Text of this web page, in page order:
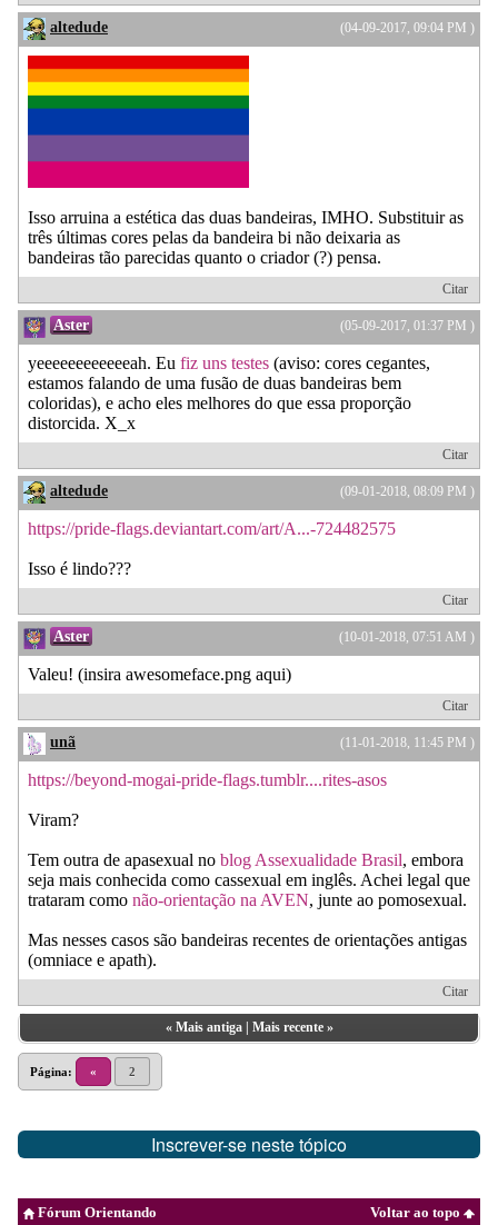
(04-09-2017, 09:04 PM )
altedude
Isso arruina a estética das duas bandeiras, IMHO. Substituir as
três últimas cores pelas da bandeira bi não deixaria as
bandeiras tão parecidas quanto o criador (?) pensa.
Citar
(05-09-2017, 01:37 PM )
Aster
yeeeeeeeeeeeeah. Eu fiz uns testes (aviso: cores cegantes,
estamos falando de uma fusão de duas bandeiras bem
coloridas), e acho eles melhores do que essa proporção
distorcida. X_x
Citar
(09-01-2018, 08:09 PM )
altedude
https://pride-flags.deviantart.com/art/A...-724482575
Isso é lindo???
Citar
(10-01-2018, 07:51 AM )
Aster
Valeu! (insira awesomeface.png aqui)
Citar
(11-01-2018, 11:45 PM )
unã
https://beyond-mogai-pride-flags.tumblr....rites-asos
Viram?
Tem outra de apasexual no blog Assexualidade Brasil, embora
seja mais conhecida como cassexual em inglês. Achei legal que
trataram como não-orientação na AVEN, junte ao pomosexual.
Mas nesses casos são bandeiras recentes de orientações antigas
(omniace e apath).
Citar
« Mais antiga| Mais recente»
Página: « 2
Inscrever-se neste tópico
Voltar ao topo
Fórum Orientando